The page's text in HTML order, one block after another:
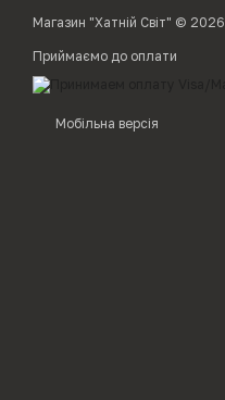
Магазин "Хатній Світ" © 2026
Приймаємо до оплати
Мобільна версія